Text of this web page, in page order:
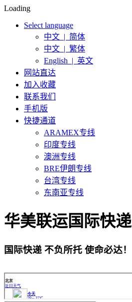
Loading
Select language
中文 | 简体
中文 | 繁体
English | 英文
网站直达
加入收藏
联系我们
手机版
快捷通道
ARAMEX专线
印度专线
澳洲专线
BRE伊朗专线
台湾专线
东南亚专线
华美联运国际快递
国际快递 不负所托 使命必达！